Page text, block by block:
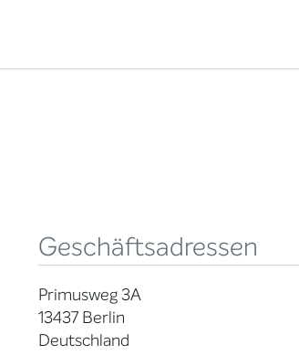
Geschäftsadressen
Primusweg 3A
13437 Berlin
Deutschland